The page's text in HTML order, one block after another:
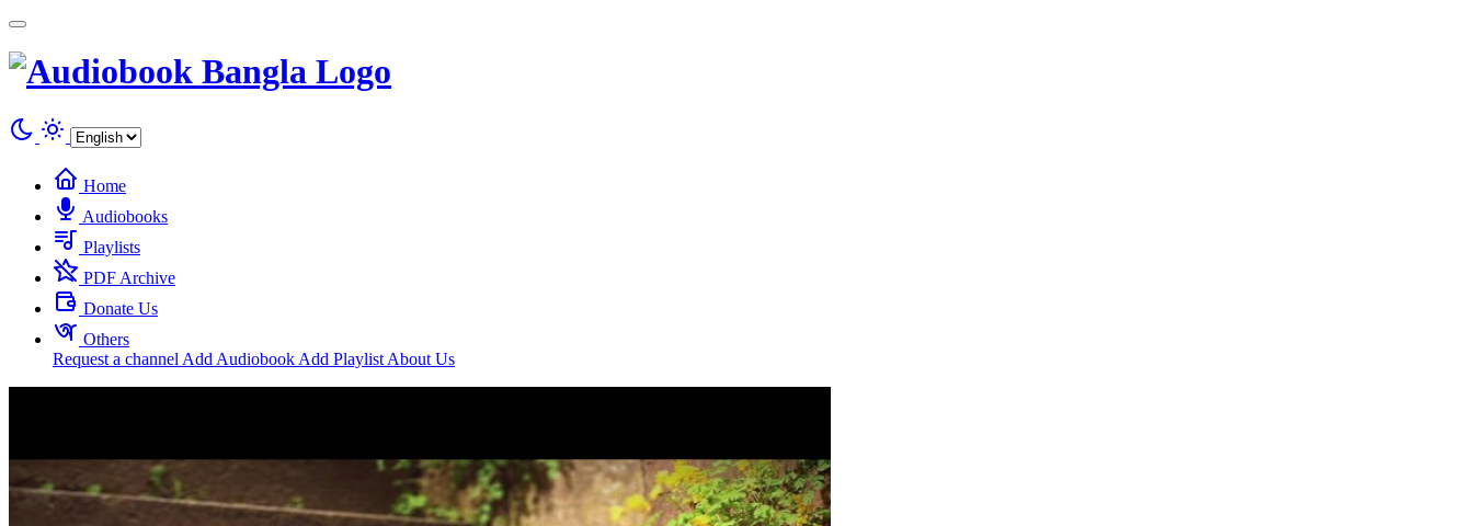
Home
Audiobooks
Playlists
PDF Archive
Donate Us
Others
Request a channel Add Audiobook Add Playlist About Us